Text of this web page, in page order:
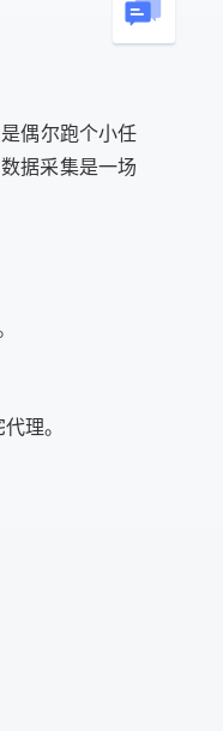
偶尔跑个小任
据采集是一场
理。